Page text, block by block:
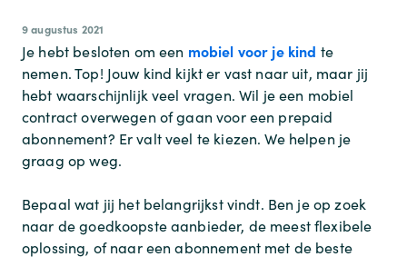
9 augustus 2021
Je hebt besloten om een mobiel voor je kind te
nemen. Top! Jouw kind kijkt er vast naar uit, maar jij
hebt waarschijnlijk veel vragen. Wil je een mobiel
contract overwegen of gaan voor een prepaid
abonnement? Er valt veel te kiezen. We helpen je
graag op weg.
Bepaal wat jij het belangrijkst vindt. Ben je op zoek
naar de goedkoopste aanbieder, de meest flexibele
oplossing, of naar een abonnement met de beste